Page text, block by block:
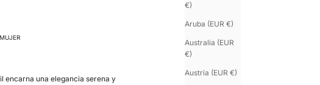
€)
Aruba (EUR €)
Australia (EUR
€)
Austria (EUR €)
encarna una elegancia serena y